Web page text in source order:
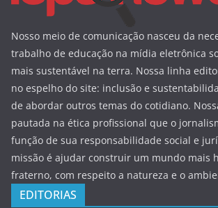
Nosso meio de comunicação nasceu da
trabalho de educação na mídia eletrônica
mais sustentável na terra. Nossa linha
no espelho do site: inclusão e
de abordar outros temas do cotidiano.
pautada na ética profissional que o
função de sua responsabilidade social e
missão é ajudar construir um mundo mais
fraterno, com respeito a natureza e o
EDITORIAS